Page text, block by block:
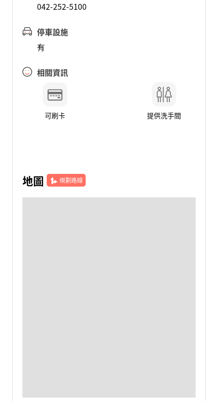
042-252-5100
停車設施
有
相關資訊
可刷卡 提供洗手間
地圖 規劃路線